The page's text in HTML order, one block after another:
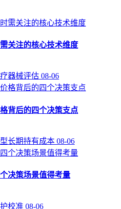
关注的核心技术维度
器械评估 08-06
背后的四个决策支点
长期持有成本 08-06
决策场景值得考量
校准 08-06